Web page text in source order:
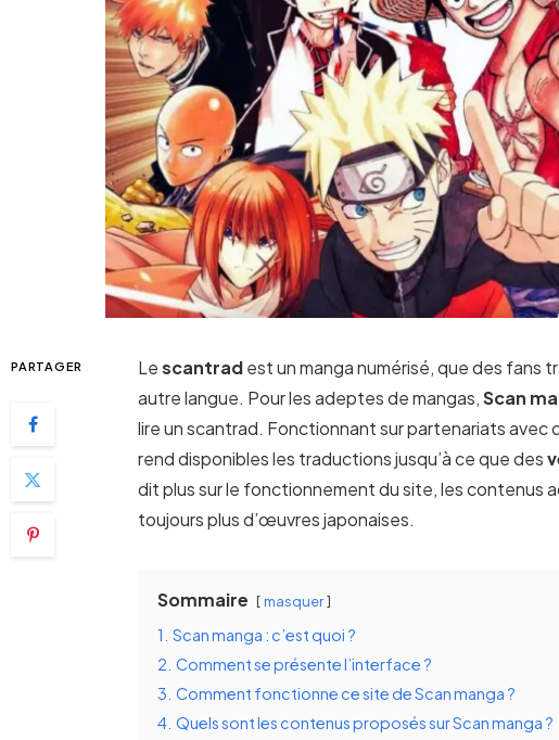
PARTAGER Lescantradest un manga numérisé, que des fans
autre langue. Pour les adeptes de mangas,Scan
lire un scantrad. Fonctionnant sur partenariats
rend disponibles les traductions jusqu’à ce que des
dit plus sur le fonctionnement du site, les contenus
toujours plus d’œuvres japonaises.
Sommaire masquer
1. Scan manga : c’est quoi ?
2. Comment se présente l’interface ?
3. Comment fonctionne ce site de Scan manga ?
4. Quels sont les contenus proposés sur Scan manga ?